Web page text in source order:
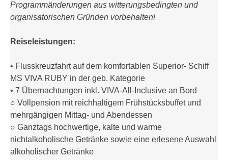
Programmänderungen aus witterungsbedingten und
organisatorischen Gründen vorbehalten!
Reiseleistungen:
• Flusskreuzfahrt auf dem komfortablen Superior- Schiff
MS VIVA RUBY in der geb. Kategorie
• 7 Übernachtungen inkl. VIVA-All-Inclusive an Bord
○ Vollpension mit reichhaltigem Frühstücksbuffet und
mehrgängigen Mittag- und Abendessen
○ Ganztags hochwertige, kalte und warme
nichtalkoholische Getränke sowie eine erlesene Auswahl
alkoholischer Getränke